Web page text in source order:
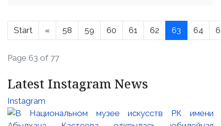
Start « 58 59 60 61 62 63 64
Page 63 of 77
Latest Instagram News
Instagram